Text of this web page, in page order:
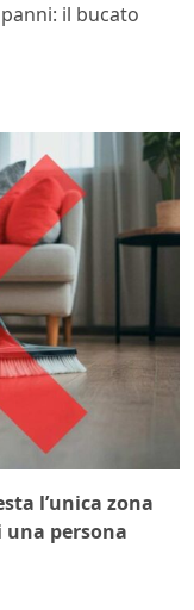
il bucato
l’unica zona
una persona